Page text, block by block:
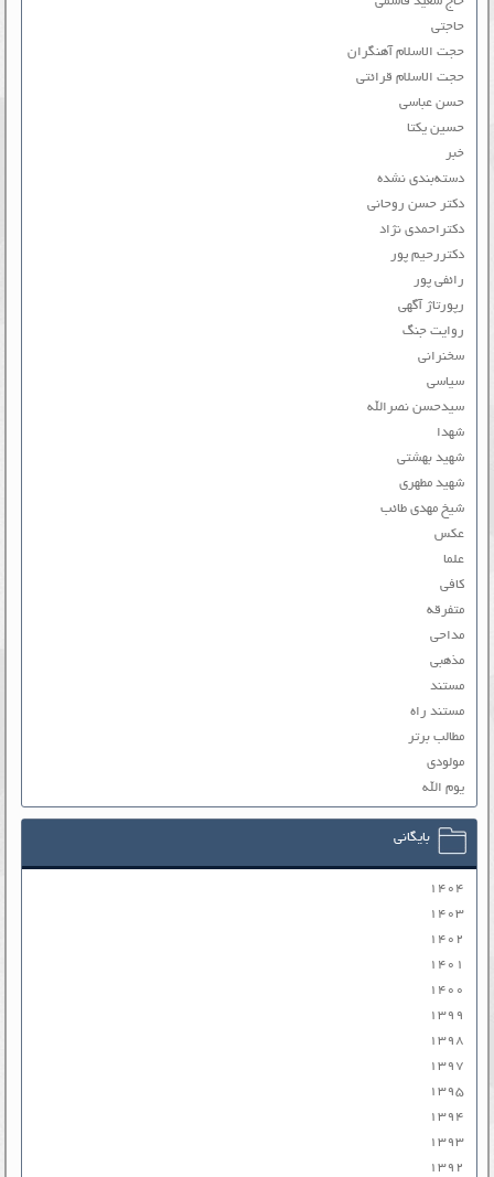
حاجتی
حجت الاسلام آهنگران
حجت الاسلام قرائتی
حسن عباسی
حسین یکتا
خبر
دسته‌بندی نشده
دکتر حسن روحانی
دکتراحمدی نژاد
دکتررحیم پور
رائفی پور
رپورتاژ آگهی
روایت جنگ
سخنرانی
سیاسی
سیدحسن نصرالله
شهدا
شهید بهشتی
شهید مطهری
شیخ مهدی طائب
عکس
علما
کافی
متفرقه
مداحی
مذهبی
مستند
مستند راه
مطالب برتر
مولودی
یوم الله
بایگانی
۱۴۰۴
۱۴۰۳
۱۴۰۲
۱۴۰۱
۱۴۰۰
۱۳۹۹
۱۳۹۸
۱۳۹۷
۱۳۹۵
۱۳۹۴
۱۳۹۳
۱۳۹۲